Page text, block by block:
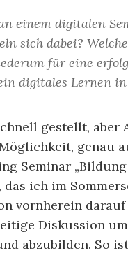
einem digitalen
sich dabei?
für eine
digitales Lernen
gestellt,
genau
Seminar
ich im
vornherein
Diskussion
abzubilden. So